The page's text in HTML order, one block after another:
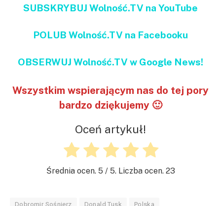
SUBSKRYBUJ Wolność.TV na YouTube
POLUB Wolność.TV na Facebooku
OBSERWUJ Wolność.TV w Google News!
Wszystkim wspierającym nas do tej pory
bardzo dziękujemy 🙂
Oceń artykuł!
Średnia ocen. 5 / 5. Liczba ocen. 23
Dobromir Sośnierz Donald Tusk Polska